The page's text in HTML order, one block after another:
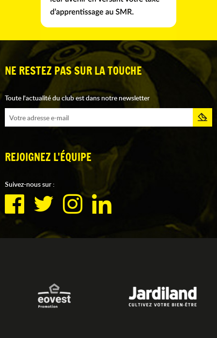
NE RESTEZ PAS SUR LA TOUCHE
Toute l'actualité du club est dans notre newsletter
REJOIGNEZ L'ÉQUIPE
Suivez-nous sur :